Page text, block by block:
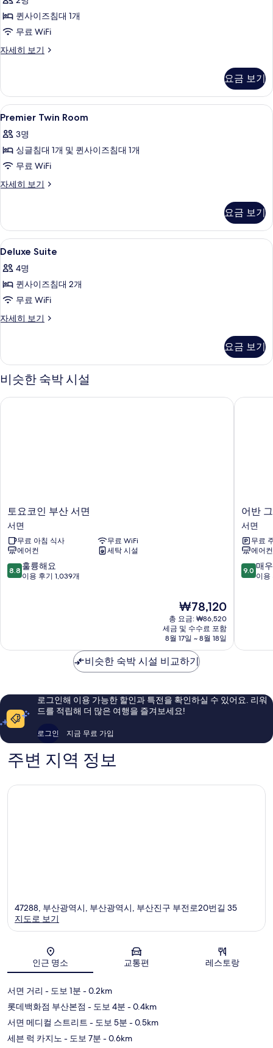
기
스
마
트
대
포
함
사
진
모
두
삼
성
인
치
스
TV
대
포
함
자
세
히
보
기
Room
사
진
모
기
퀸사이즈침대 1개
무료 WiFi
자세히 보기
Premier
세
히
보
요금 보기
Premier
Twin
Room
사
진
모
기
고급 침구, 노트북 작업 공간, 방음 설비
8
Premier Twin Room
3명
싱글침대 1개 및 퀸사이즈침대 1개
무료 WiFi
자세히 보기
Premier
세
히
보
요금 보기
Deluxe
Suite
사
진
모
두
고급 침구, 노트북 작업 공간, 방음 설비
11
Deluxe Suite
4명
퀸사이즈침대 2개
무료 WiFi
자세히 보기
Deluxe
히
보
기
요금 보기
비슷한 숙박 시설
토
요
코
인
부
산
서
토요코인 부산 서면
서면
무료 아침 식사
무료 WiFi
에어컨
세탁 시설
10
점
륭
용
후
기
1,039
개
8.8 훌륭해요
이용 후기 1,039개
현
재
요
금
₩78,120
₩78,120
총 요금: ₩86,520
세금 및 수수료 포함
8월 17일 ~ 8월 18일
토요코인 부산 서면
어
반
그
루
브
호
텔
어반
서면
무료
에어컨
10
점
우
요,
9.0 매
이용
어반 그
비슷한 숙박 시설 비교하기
로그인해 이용 가능한 할인과 특전을 확인하실 수 있어요. 리워
드를 적립해 더 많은 여행을 즐겨보세요!
로그인 지금 무료 가입
주변 지역 정보
지도
47288, 부산광역시, 부산광역시, 부산진구 부전로20번길 35
지도로 보기
인근 명소 교통편 레스토랑
서면 거리 - 도보 1분 - 0.2km
롯데백화점 부산본점 - 도보 4분 - 0.4km
서면 메디컬 스트리트 - 도보 5분 - 0.5km
세븐 럭 카지노 - 도보 7분 - 0.6km